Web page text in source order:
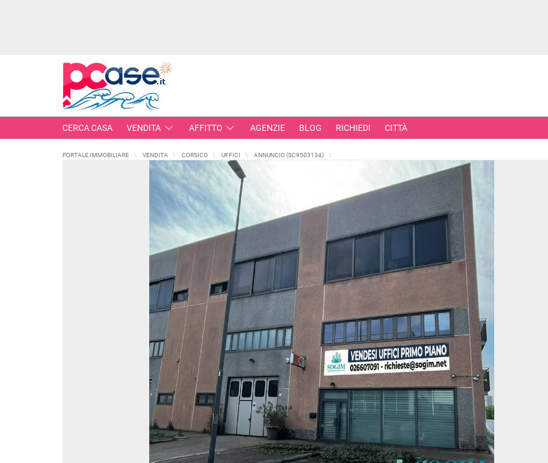
CERCA CASA VENDITA AFFITTO AGENZIE BLOG RICHIEDI CITTÀ
IMMOBILI IN VENDITA
CAPANNONI
LOCALI COMMERCIALI
MAGAZZINI
NEGOZI
UFFICI
ATTIVITÀ COMMERCIALI
TERRENI
AGRICOLI
COMMERCIALI
EDIFICABILI
INDUSTRIALI
RICERCHE FREQUENTI
APPARTAMENTI ALL'ASTA
APPARTAMENTI ALL'ULTIMO
APPARTAMENTI NUOVI
APPARTAMENTI RISTRUTTURATI
APPARTAMENTI VICINO ALLA
METROPOLITANA
VILLE DI LUSSO
VILLE CON GIARDINO
VILLETTE A SCHIERA
IMMOBILI IN AFFITTO
COMMERCIALI RICERCHE FREQUENTI
PORTALE IMMOBILIARE VENDITA CORSICO UFFICI ANNUNCIO (SC9503134)